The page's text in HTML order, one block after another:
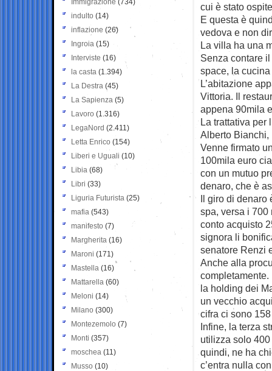
cui è stato
E questa è
vedova e non
La villa ha una
Senza contare
space, la
L’abitazione
Vittoria. Il
appena 90mila
La trattativa per
Alberto Bianchi,
Venne firmato
100mila euro
con un mutuo
denaro, che è
Il giro di denaro
spa, versa i 700
conto acquisto
signora li
senatore Renzi
Anche alla
la holding dei
un vecchio
cifra ci sono
Infine, la terza
utilizza solo
quindi, ne ha
c’entra nulla
Immigrazione (734)
indulto (14)
inflazione (26)
Ingroia (15)
Interviste (16)
la casta (1.394)
La Destra (45)
La Sapienza (5)
Lavoro (1.316)
LegaNord (2.411)
Letta Enrico (154)
Liberi e Uguali (10)
Libia (68)
Libri (33)
Liguria Futurista (25)
mafia (543)
manifesto (7)
Margherita (16)
Maroni (171)
Mastella (16)
Mattarella (60)
Meloni (14)
Milano (300)
Montezemolo (7)
Monti (357)
moschea (11)
Musso (10)